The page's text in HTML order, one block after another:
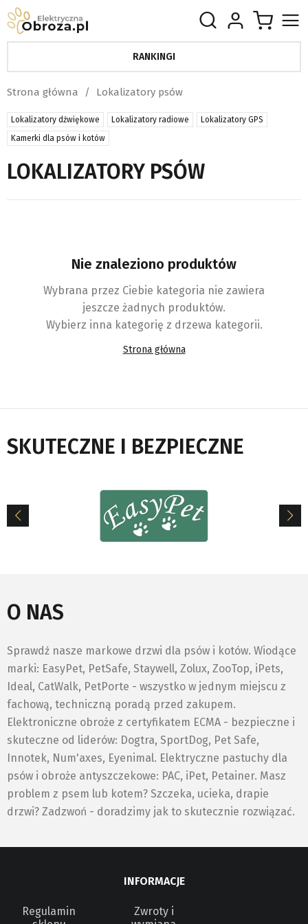
RANKINGI
Strona główna Lokalizatory psów
Lokalizatory dźwiękowe Lokalizatory radiowe
Lokalizatory GPS
Kamerki dla psów i kotów
LOKALIZATORY PSÓW
Nie znaleziono produktów
Wybrana przez Ciebie kategoria nie zawiera
jeszcze żadnych produktów.
Wybierz inna kategorię z drzewa kategorii.
Strona główna
SKUTECZNE I BEZPIECZNE
O NAS
Sprawdź nasze markowe drzwi dla psów i kotów. Wiodące
marki: EasyPet, PetSafe, Staywell, Zolux, ZooTop, iPets,
Ideal, CatWalk, PetPorte - wszystko w jednym miejscu z
fachową, techniczną poradą przed zakupem.
Elektroniczne obroże z certyfikatem ECMA - bezpieczne i
skuteczne od liderów: Dogtra, SportDog, Pet Safe,
Innotek, Num'axes, Eyenimal. Elektryczne pastuchy dla
psów i obroże antyszczekowe: PAC, iPet, Petainer. Masz
problem z psem lub kotem? Szczeka, ucieka, drapie
drzwi? Zadzwoń - doradzimy jak to skutecznie rozwiązać.
INFORMACJE
Regulamin
Zwroty i